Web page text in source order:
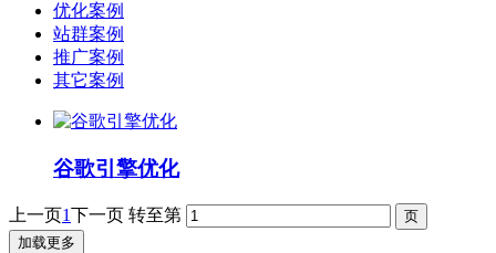
优化案例
站群案例
推广案例
其它案例
谷歌引擎优化
上一页1下一页 转至第
加载更多